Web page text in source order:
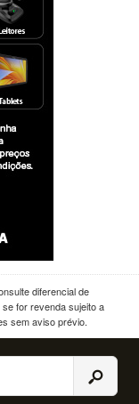
diferencial de
for revenda sujeito a
sem aviso prévio.